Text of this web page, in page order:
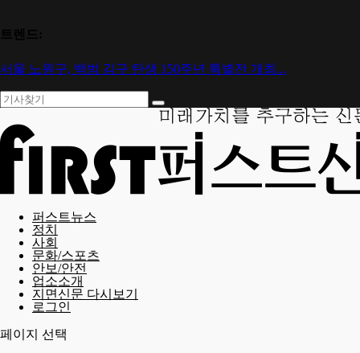
서울 노원구, 백범 김구 탄생 150주년 특별전 개최...
퍼스트뉴스
정치
사회
문화/스포츠
안보/안전
업소소개
지면신문 다시보기
로그인
페이지 선택